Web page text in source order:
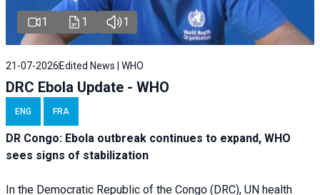
1 1 1
21-07-2026 Edited News | WHO
DRC Ebola Update - WHO
ENG FRA
DR Congo: Ebola outbreak continues to expand, WHO
sees signs of stabilization
In the Democratic Republic of the Congo (DRC), UN health